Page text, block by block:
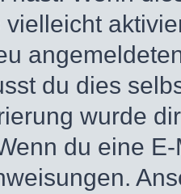
vielleicht
du dies
wurde
du eine